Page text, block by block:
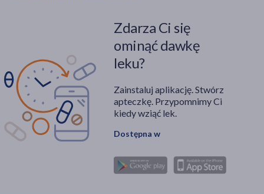
Zdarza Ci się
ominąć dawkę
leku?
Zainstaluj aplikację. Stwórz
apteczkę. Przypomnimy Ci
kiedy wziąć lek.
Dostępna w